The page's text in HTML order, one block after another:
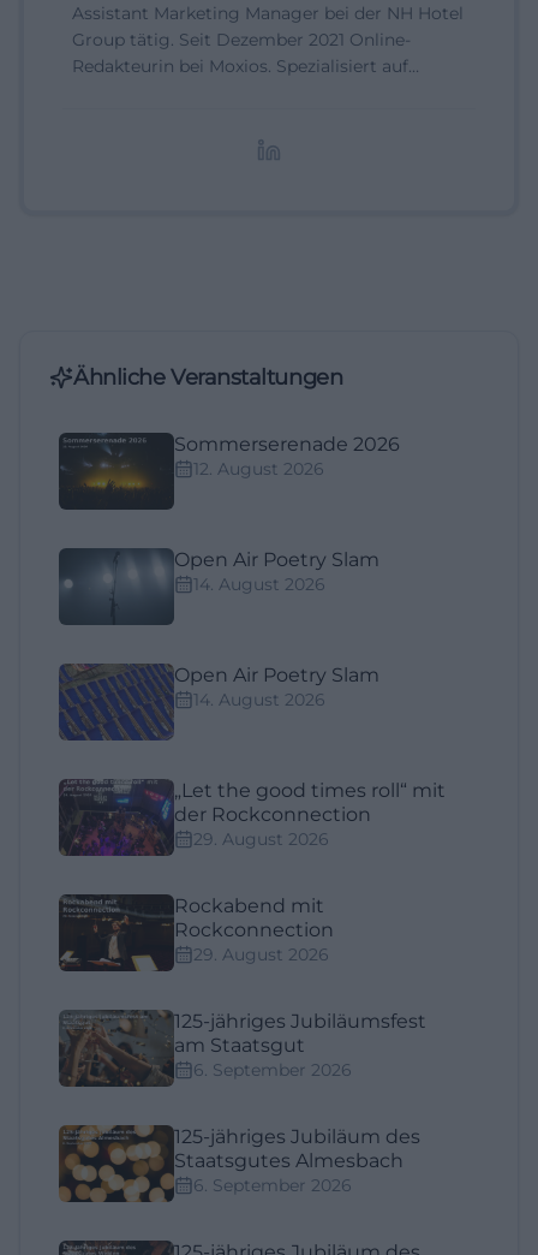
Assistant Marketing Manager bei der NH Hotel
Group tätig. Seit Dezember 2021 Online-
Redakteurin bei Moxios. Spezialisiert auf
Ähnliche Veranstaltungen
Sommerserenade 2026
12. August 2026
Open Air Poetry Slam
14. August 2026
Open Air Poetry Slam
14. August 2026
„Let the good times roll“ mit
der Rockconnection
29. August 2026
Rockabend mit
Rockconnection
29. August 2026
125-jähriges Jubiläumsfest
am Staatsgut
6. September 2026
125-jähriges Jubiläum des
Staatsgutes Almesbach
6. September 2026